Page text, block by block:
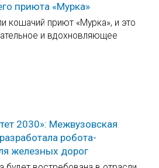
приюта «Мурка»
кошачий приют «Мурка», и это
и вдохновляющее
2030»: Межвузовская
робота-
железных дорог